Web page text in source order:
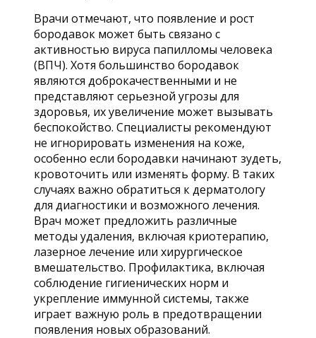
Врачи отмечают, что появление и рост
бородавок может быть связано с
активностью вируса папилломы человека
(ВПЧ). Хотя большинство бородавок
являются доброкачественными и не
представляют серьезной угрозы для
здоровья, их увеличение может вызывать
беспокойство. Специалисты рекомендуют
не игнорировать изменения на коже,
особенно если бородавки начинают зудеть,
кровоточить или изменять форму. В таких
случаях важно обратиться к дерматологу
для диагностики и возможного лечения.
Врач может предложить различные
методы удаления, включая криотерапию,
лазерное лечение или хирургическое
вмешательство. Профилактика, включая
соблюдение гигиенических норм и
укрепление иммунной системы, также
играет важную роль в предотвращении
появления новых образований.